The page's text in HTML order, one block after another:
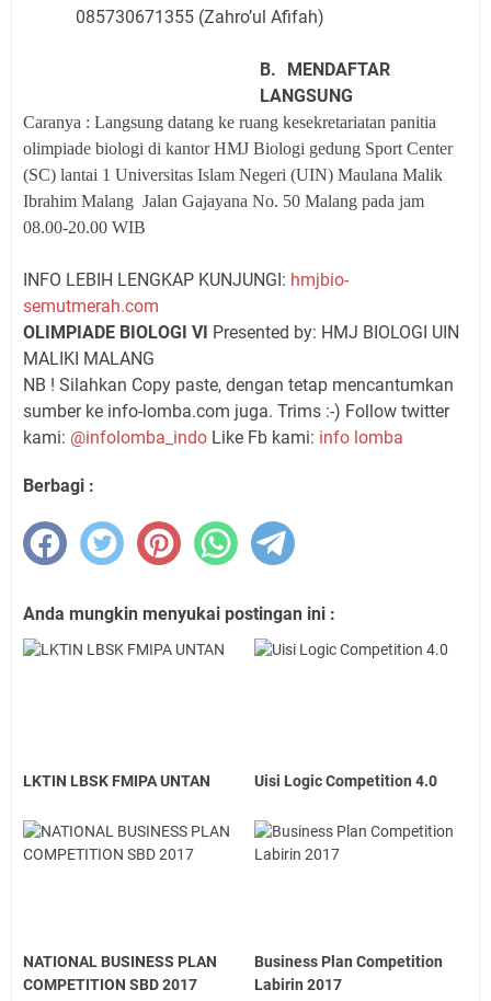
085730671355 (Zahro’ul Afifah)
B.
MENDAFTAR
LANGSUNG
Caranya : Langsung datang ke ruang kesekretariatan panitia
olimpiade biologi di kantor HMJ Biologi gedung Sport Center
(SC) lantai 1 Universitas Islam Negeri (UIN) Maulana Malik
Ibrahim Malang Jalan Gajayana No. 50 Malang pada jam
08.00-20.00 WIB
INFO LEBIH LENGKAP KUNJUNGI: hmjbio-
semutmerah.com
OLIMPIADE BIOLOGI VI Presented by: HMJ BIOLOGI UIN
MALIKI MALANG
NB ! Silahkan Copy paste, dengan tetap mencantumkan
sumber ke info-lomba.com juga. Trims :-) Follow twitter
kami: @infolomba_indo Like Fb kami: info lomba
Berbagi :
Anda mungkin menyukai postingan ini :
LKTIN LBSK FMIPA UNTAN Uisi Logic Competition 4.0
NATIONAL BUSINESS PLAN
COMPETITION SBD 2017
Business Plan Competition
Labirin 2017